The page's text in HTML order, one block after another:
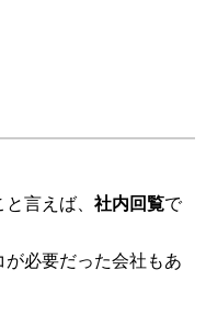
言えば、 社内回覧で
必要だった会社もあ